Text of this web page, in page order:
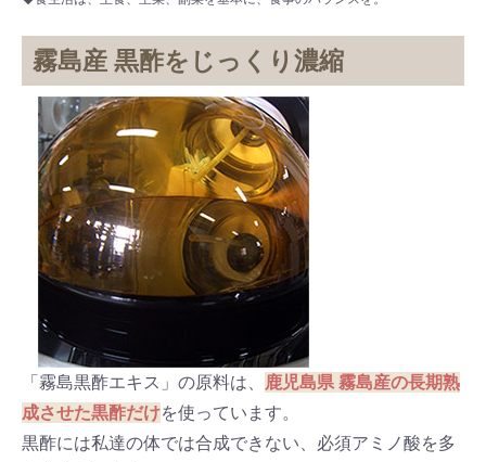
霧島産 黒酢をじっくり濃縮
「霧島黒酢エキス」の原料は、 鹿児島県 霧島産の長期熟
成させた黒酢だけを使っています。
黒酢には私達の体では合成できない、必須アミノ酸を多